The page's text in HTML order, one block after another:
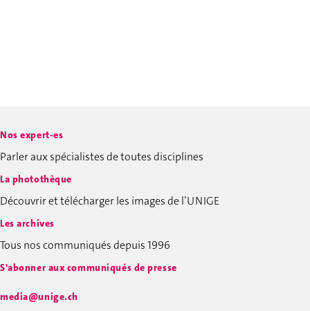
Nos expert-es
Parler aux spécialistes de toutes disciplines
La photothèque
Découvrir et télécharger les images de l’UNIGE
Les archives
Tous nos communiqués depuis 1996
S'abonner aux communiqués de presse
media@unige.ch